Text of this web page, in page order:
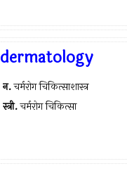
dermatology
न.चर्मरोग चिकित्साशास्त्र
स्त्री.चर्मरोग चिकित्सा